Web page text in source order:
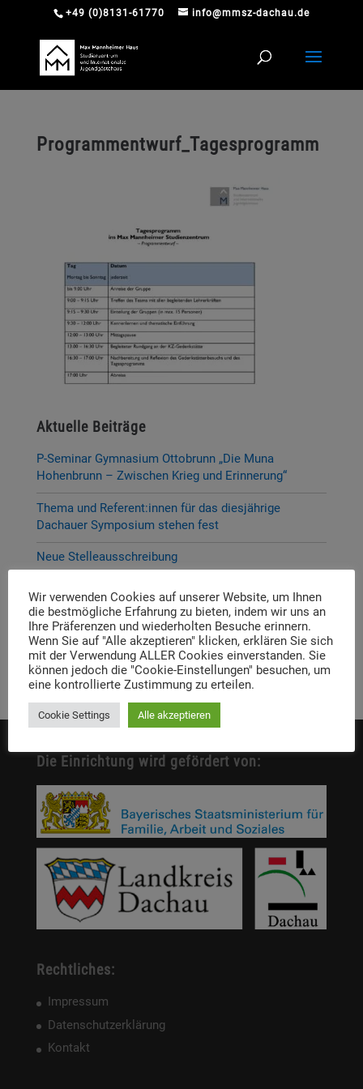
+49 (0)8131-61770 info@mmsz-dachau.de
Programmentwurf_Tagesprogramm
Aktuelle Beiträge
P-Seminar Gymnasium Ottobrunn „Die Muna
Hohenbrunn – Zwischen Krieg und Erinnerung“
Thema und Referent:innen für das diesjährige
Dachauer Symposium stehen fest
Neue Stelleausschreibung
Digitale Neuerscheinung: Launch der digitalen
Lernplattform „Memory Momentum“
Call for Applications: Dachau Autumn School 2026 –
Erinnern. Forschen. Vermitteln.
Die Einrichtung wird gefördert von:
Rechtliches:
Impressum
Datenschutzerklärung
Kontakt
Wir verwenden Cookies auf unserer Website, um Ihnen
die bestmögliche Erfahrung zu bieten, indem wir uns an
Ihre Präferenzen und wiederholten Besuche erinnern.
Wenn Sie auf "Alle akzeptieren" klicken, erklären Sie sich
mit der Verwendung ALLER Cookies einverstanden. Sie
können jedoch die "Cookie-Einstellungen" besuchen, um
eine kontrollierte Zustimmung zu erteilen.
Cookie Settings Alle akzeptieren